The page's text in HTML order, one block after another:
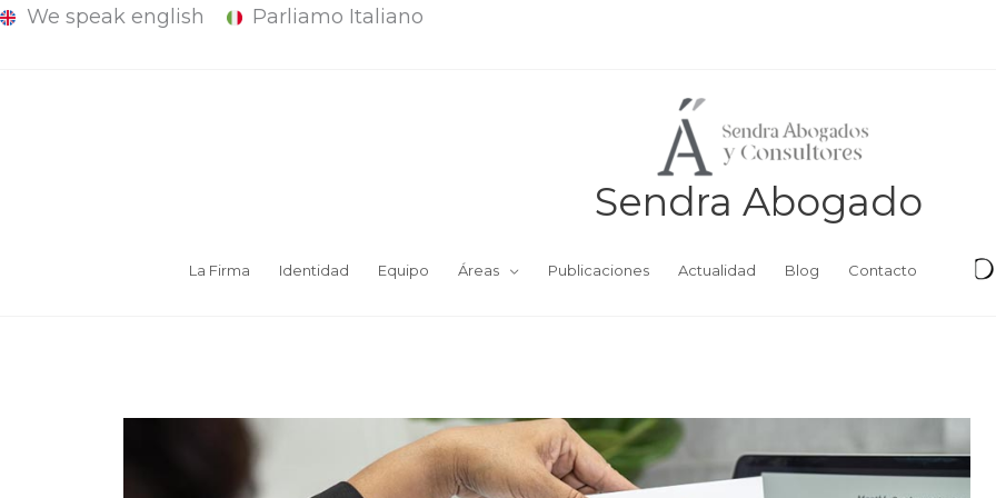
We speak english Parliamo Italiano
Sendra Abogado
La Firma Identidad Equipo Áreas Publicaciones Actualidad Blog Contacto